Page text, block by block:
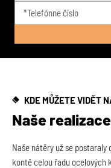
KDE MŮŽETE VIDĚT
Naše
Naše nátěry už se
kontě celou řadu ocelových